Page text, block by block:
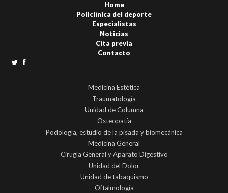
Home
Policlínica del deporte
Especialistas
Noticias
Cita previa
Contacto
Medicina Estética
Traumatología
Unidad de Columna
Osteopatía
Podología, estudio de la pisada y biomecánica
Medicina General
Cirugía General y Aparato Digestivo
Unidad del Dolor
Unidad de tabaquismo
Oftalmología